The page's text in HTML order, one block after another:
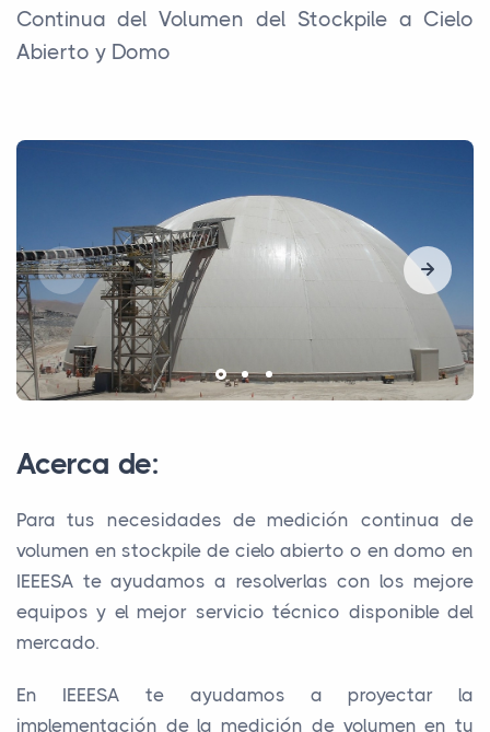
Continua del Volumen del Stockpile a Cielo
Abierto y Domo
Acerca de:
Para tus necesidades de medición continua de
volumen en stockpile de cielo abierto o en domo en
IEEESA te ayudamos a resolverlas con los mejore
equipos y el mejor servicio técnico disponible del
mercado.
En IEEESA te ayudamos a proyectar la
implementación de la medición de volumen en tu